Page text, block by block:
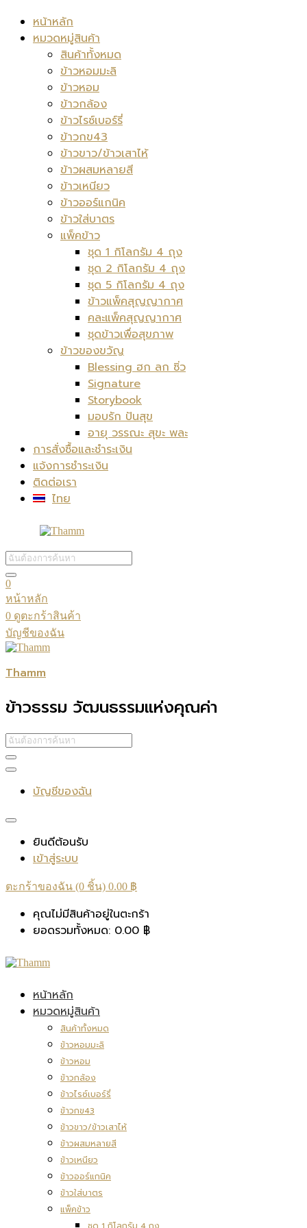
หน้าหลัก
หมวดหมู่สินค้า
สินค้าทั้งหมด
ข้าวหอมมะลิ
ข้าวหอม
ข้าวกล้อง
ข้าวไรซ์เบอร์รี่
ข้าวกข43
ข้าวขาว/ข้าวเสาไห้
ข้าวผสมหลายสี
ข้าวเหนียว
ข้าวออร์แกนิค
ข้าวใส่บาตร
แพ็คข้าว
ชุด 1 กิโลกรัม 4 ถุง
ชุด 2 กิโลกรัม 4 ถุง
ชุด 5 กิโลกรัม 4 ถุง
ข้าวแพ็คสุญญากาศ
คละแพ็คสุญญากาศ
ชุดข้าวเพื่อสุขภาพ
ข้าวของขวัญ
Blessing ฮก ลก ซิ่ว
Signature
Storybook
มอบรัก ปันสุข
อายุ วรรณะ สุขะ พละ
การสั่งซื้อและชำระเงิน
แจ้งการชำระเงิน
ติดต่อเรา
ไทย
0
หน้าหลัก
0 ดูตะกร้าสินค้า
บัญชีของฉัน
Thamm
ข้าวธรรม วัฒนธรรมแห่งคุณค่า
บัญชีของฉัน
ยินดีต้อนรับ
เข้าสู่ระบบ
ตะกร้าของฉัน (0 ชิ้น) 0.00 ฿
คุณไม่มีสินค้าอยู่ในตะกร้า
ยอดรวมทั้งหมด: 0.00 ฿
หน้าหลัก
หมวดหมู่สินค้า
สินค้าทั้งหมด
ข้าวหอมมะลิ
ข้าวหอม
ข้าวกล้อง
ข้าวไรซ์เบอร์รี่
ข้าวกข43
ข้าวขาว/ข้าวเสาไห้
ข้าวผสมหลายสี
ข้าวเหนียว
ข้าวออร์แกนิค
ข้าวใส่บาตร
แพ็คข้าว